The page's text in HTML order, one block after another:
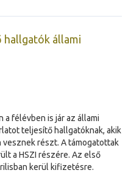
hallgatók állami
félévben is jár az állami
teljesítő hallgatóknak, akik
részt. A támogatottak
a HSZI részére. Az első
kerül kifizetésre.